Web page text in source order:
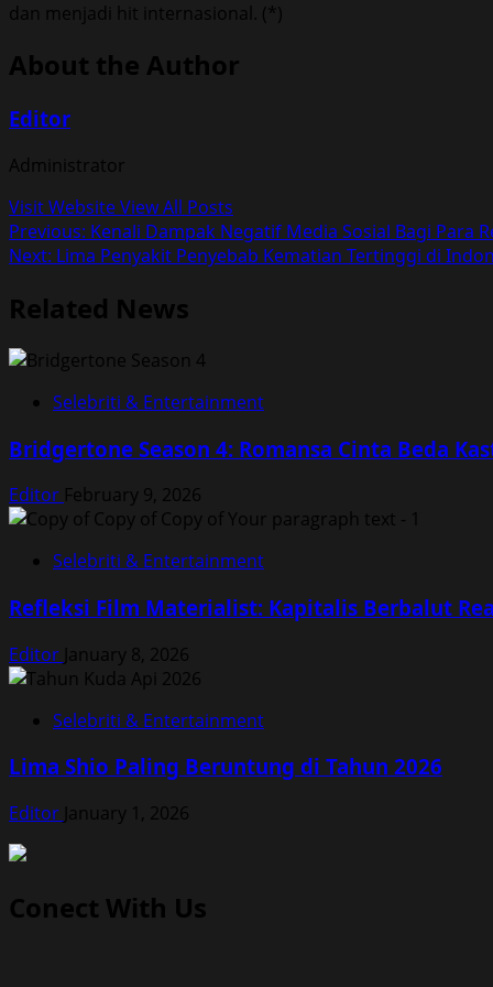
dan menjadi hit internasional. (*)
About the Author
Editor
Administrator
Visit WebsiteView All Posts
Post
navigation
Previous: Kenali Dampak Negatif Media Sosial Bagi Para
Next: Lima Penyakit Penyebab Kematian Tertinggi di
Related News
Selebriti & Entertainment
Bridgertone Season 4: Romansa Cinta Beda
Editor February 9, 2026
Selebriti & Entertainment
Refleksi Film Materialist: Kapitalis Berbalut
Editor January 8, 2026
Selebriti & Entertainment
Lima Shio Paling Beruntung di Tahun 2026
Editor January 1, 2026
Conect With Us